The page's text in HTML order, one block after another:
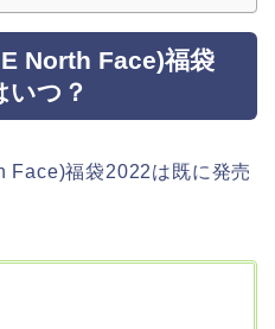
North Face)福袋
いつ？
Face)福袋2022は既に発売